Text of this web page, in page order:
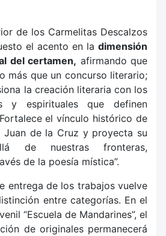
de los Carmelitas Descalzos
el acento en la dimensión
del certamen, afirmando que
más que un concurso literario;
la creación literaria con los
y espirituales que definen
el vínculo histórico de
Juan de la Cruz y proyecta su
de nuestras fronteras,
de la poesía mística”.
entrega de los trabajos vuelve
entre categorías. En el
“Escuela de Mandarines”, el
de originales permanecerá